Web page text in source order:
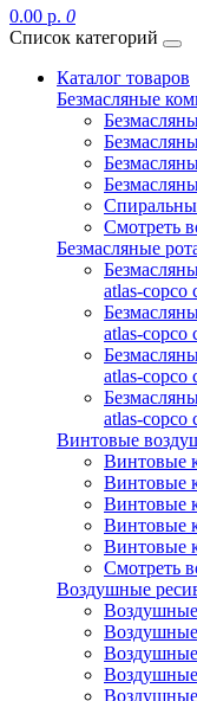
0.00 р. 0
Список категорий
Каталог товаров
Безмасляные
Смотреть
Безмасляные
atlas-
atlas-copco
atlas-
atlas-
Винтовые
Винтовые
Винтовые
Винтовые
Винтовые
Винтовые
Смотреть
Воздушные
Воздушные
Воздушные
Воздушные
Воздушные
Воздушные